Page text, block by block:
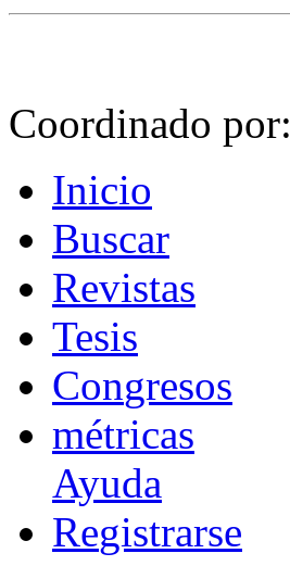
Coordinado por:
Inicio
Buscar
Revistas
Tesis
Congresos
métricas
Ayuda
Registrarse